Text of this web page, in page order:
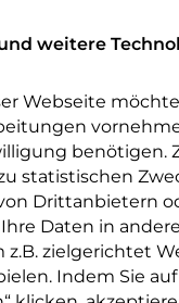
weitere
Webseite
benötigen.
statistischen
Drittanbietern
Daten in
z.B. zielgerichtet
Indem Sie auf